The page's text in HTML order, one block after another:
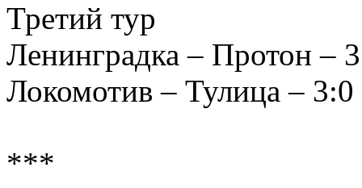
Третий тур
Ленинградка – Протон –
Локомотив – Тулица –
***